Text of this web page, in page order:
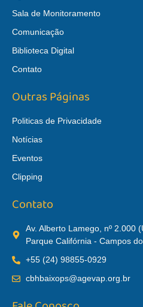
Sala de Monitoramento
Comunicação
Biblioteca Digital
Contato
Outras Páginas
Politicas de Privacidade
Notícias
Eventos
Clipping
Contato
Av. Alberto Lamego, nº 2.000
Parque Califórnia - Campos
+55 (24) 98855-0929
cbhbaixops@agevap.org.br